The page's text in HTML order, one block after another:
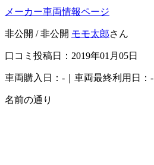
メーカー車両情報ページ
非公開 / 非公開 モモ太郎さん
口コミ投稿日：2019年01月05日
車両購入日：-｜車両最終利用日：-
名前の通り